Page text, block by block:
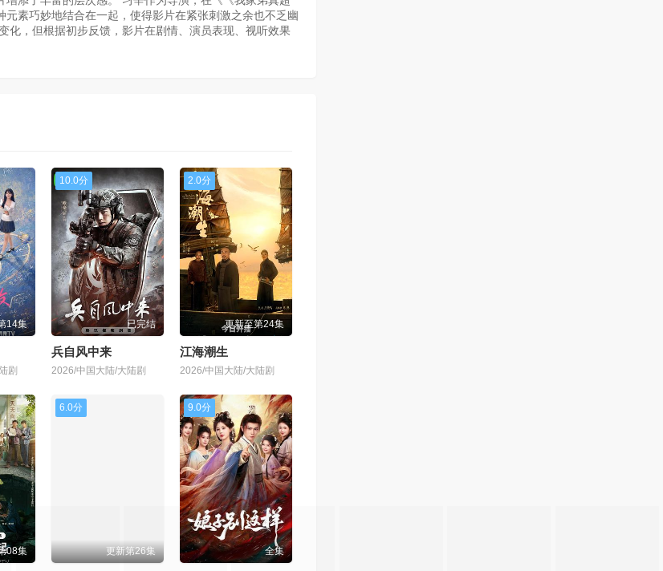
素巧妙地结合在一起，使得影片在紧张刺激之余也不乏幽
化，但根据初步反馈，影片在剧情、演员表现、视听效果
14集
剧
10.0分
已完结
兵自风中来
2026/中国大陆/大陆剧
2.0分
更新至第24集
江海潮生
2026/中国大陆/大陆剧
08集
6.0分
更新第26集
9.0分
全集